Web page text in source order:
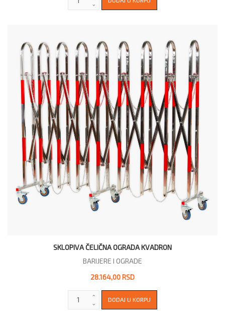
SKLOPIVA ČELIČNA OGRADA KVADRON
BARIJERE I OGRADE
28.164,00 RSD